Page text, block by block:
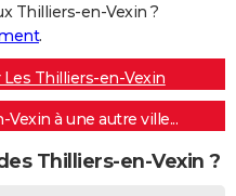
Thilliers-en-Vexin ?
.
Thilliers-en-Vexin
à une autre ville...
Thilliers-en-Vexin ?